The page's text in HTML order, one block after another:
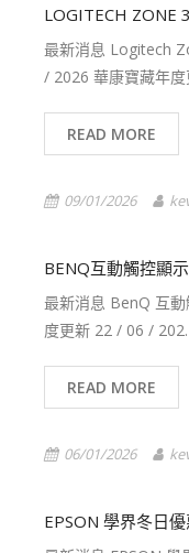
LOGITECH ZONE
最新消息 Logitech
/ 2026 華康寶藏年
READ MORE
09/01/2026
BENQ互動觸控顯
最新消息 BenQ 互
度更新 22 / 06 /
READ MORE
06/01/2026
EPSON 學界冬日優